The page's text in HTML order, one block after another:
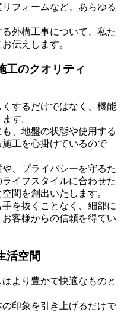
フォームなど、あらゆる
外構工事について、私た
伝えします。
工のクオリティ
するだけではなく、機能
す。
、地盤の状態や使用する
工を心掛けているので
、プライバシーを守るた
イフスタイルに合わせた
間を創出いたします。
を抜くことなく、細部に
客様からの信頼を得てい
活空間
より豊かで快適なものと
印象を引き上げるだけで